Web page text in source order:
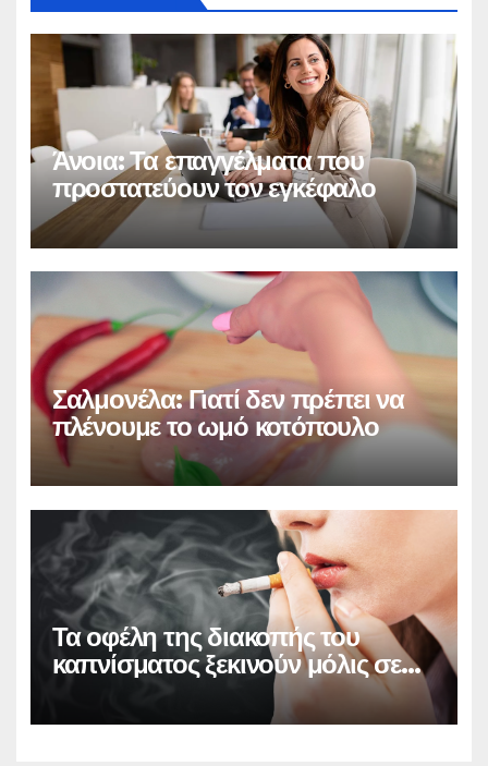
Άνοια: Τα επαγγέλματα που
προστατεύουν τον εγκέφαλο
Σαλμονέλα: Γιατί δεν πρέπει να
πλένουμε το ωμό κοτόπουλο
Τα οφέλη της διακοπής του
καπνίσματος ξεκινούν μόλις σε
20 λεπτά